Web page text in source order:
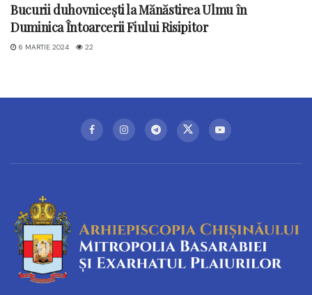
Bucurii duhovnicești la Mănăstirea Ulmu în
Duminica Întoarcerii Fiului Risipitor
6 MARTIE 2024 22